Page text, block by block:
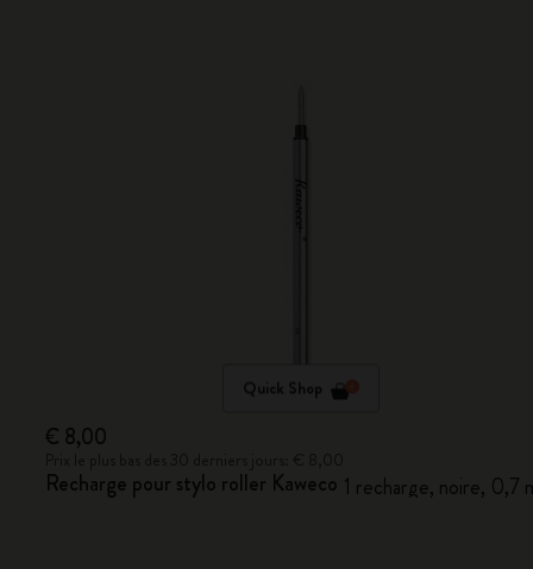
Quick Shop
€ 8,00
Recharge pour stylo roller Kaweco 1 recharge, noire, 0,7